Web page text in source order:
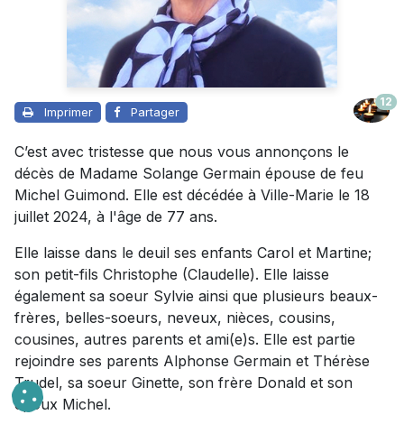
Imprimer Partager
12
C’est avec tristesse que nous vous annonçons le
décès de Madame Solange Germain épouse de feu
Michel Guimond. Elle est décédée à Ville-Marie le 18
juillet 2024, à l'âge de 77 ans.
Elle laisse dans le deuil ses enfants Carol et Martine;
son petit-fils Christophe (Claudelle). Elle laisse
également sa soeur Sylvie ainsi que plusieurs beaux-
frères, belles-soeurs, neveux, nièces, cousins,
cousines, autres parents et ami(e)s. Elle est partie
rejoindre ses parents Alphonse Germain et Thérèse
Trudel, sa soeur Ginette, son frère Donald et son
époux Michel.